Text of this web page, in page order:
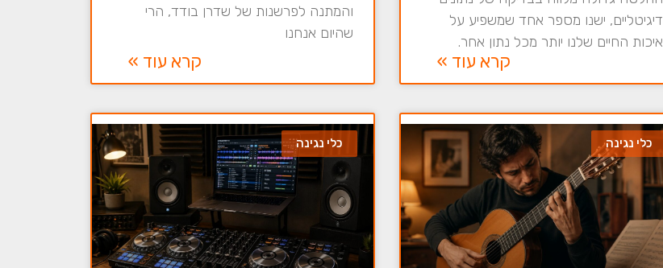
דיגיטליים, ישנו מספר אחד שמשפיע על
איכות החיים שלנו יותר מכל נתון אחר.
קרא עוד »
והמתנה לפרשנות של שדרן בודד, הרי
שהיום אנחנו
קרא עוד »
כלי נגינה כלי נגינה